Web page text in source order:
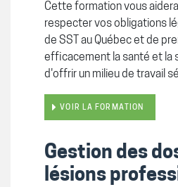
Cette formation vous
respecter vos obligations
de SST au Québec et de p
efficacement la santé et la
d'offrir un milieu de travail
VOIR LA FORMATION
Gestion des
lésions